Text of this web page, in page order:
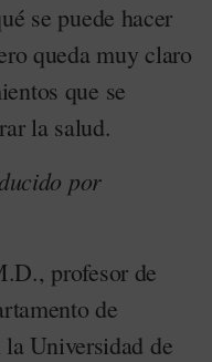
se puede hacer
queda muy claro
que se
la salud.
por
profesor de
de
Universidad de